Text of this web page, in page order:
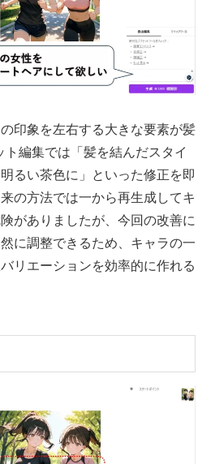
印象を左右する大きな要素が髪
編集では「髪を結んだスタイ
るい茶色に」といった修正を即
の方法では一から再生成してキ
がありましたが、今回の改善に
に調整できるため、キャラの一
リエーションを効率的に作れる